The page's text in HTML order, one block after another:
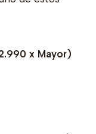
x Mayor)